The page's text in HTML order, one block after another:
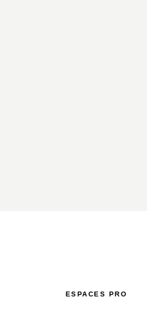
ESPACES PRO